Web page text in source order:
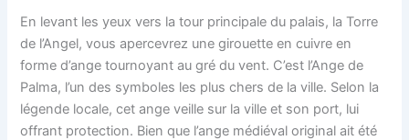
En levant les yeux vers la tour principale du palais, la Torre
de l’Angel, vous apercevrez une girouette en cuivre en
forme d’ange tournoyant au gré du vent. C’est l’Ange de
Palma, l’un des symboles les plus chers de la ville. Selon la
légende locale, cet ange veille sur la ville et son port, lui
offrant protection. Bien que l’ange médiéval original ait été